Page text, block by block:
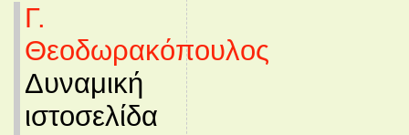
Γ.
Θεοδωρακόπουλος
Δυναμική
ιστοσελίδα